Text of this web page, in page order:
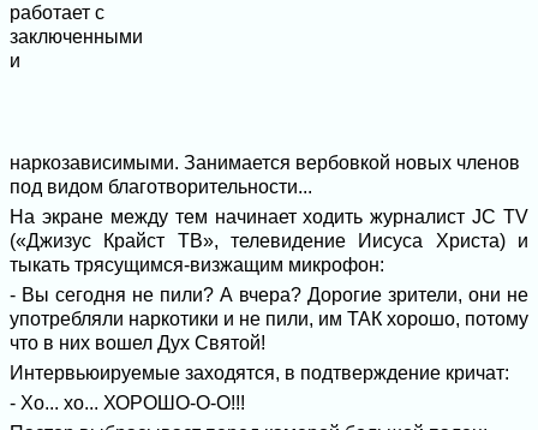
работает с
заключенными
и
наркозависимыми. Занимается вербовкой новых членов
под видом благотворительности...
На экране между тем начинает ходить журналист JC TV
(«Джизус Крайст ТВ», телевидение Иисуса Христа) и
тыкать трясущимся-визжащим микрофон:
- Вы сегодня не пили? А вчера? Дорогие зрители, они не
употребляли наркотики и не пили, им ТАК хорошо, потому
что в них вошел Дух Святой!
Интервьюируемые заходятся, в подтверждение кричат:
- Хо... хо... ХОРОШО-О-О!!!